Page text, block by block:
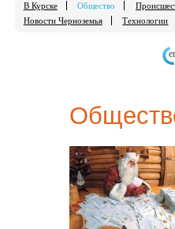
В Курске Общество
Новости Черноземья
Технологии